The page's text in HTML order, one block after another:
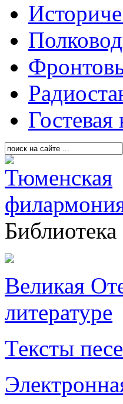
Гостевая
Библиотека
Великая
литературе
Тексты